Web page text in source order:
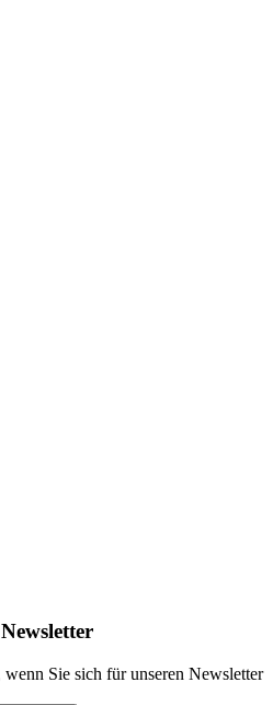
Sie sich für unseren Newsletter